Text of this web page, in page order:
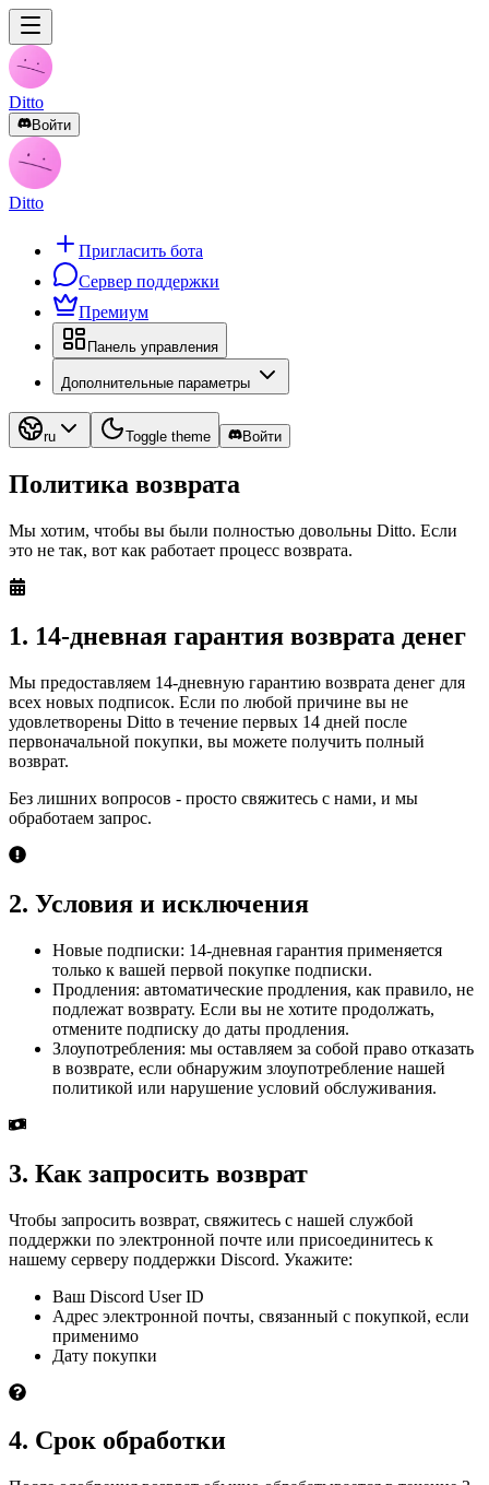
Ditto
Войти
Ditto
Пригласить бота
Сервер поддержки
Премиум
Панель управления
Дополнительные параметры
ru Toggle theme Войти
Политика возврата
Мы хотим, чтобы вы были полностью довольны Ditto. Если
это не так, вот как работает процесс возврата.
1. 14-дневная гарантия возврата денег
Мы предоставляем 14-дневную гарантию возврата денег для
всех новых подписок. Если по любой причине вы не
удовлетворены Ditto в течение первых 14 дней после
первоначальной покупки, вы можете получить полный
возврат.
Без лишних вопросов - просто свяжитесь с нами, и мы
обработаем запрос.
2. Условия и исключения
Новые подписки: 14-дневная гарантия применяется
только к вашей первой покупке подписки.
Продления: автоматические продления, как правило, не
подлежат возврату. Если вы не хотите продолжать,
отмените подписку до даты продления.
Злоупотребления: мы оставляем за собой право отказать
в возврате, если обнаружим злоупотребление нашей
политикой или нарушение условий обслуживания.
3. Как запросить возврат
Чтобы запросить возврат, свяжитесь с нашей службой
поддержки по электронной почте или присоединитесь к
нашему серверу поддержки Discord. Укажите:
Ваш Discord User ID
Адрес электронной почты, связанный с покупкой, если
применимо
Дату покупки
4. Срок обработки